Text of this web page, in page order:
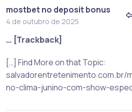
mostbet no deposit bonus
4 de outubro de 2025
… [Trackback]
[…] Find More on that Topic:
salvadorentretenimento.com.br/
no-clima-junino-com-show-